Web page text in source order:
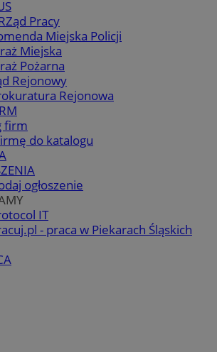
Pracy
Miejska Policji
Miejska
Pożarna
Rejonowy
Rejonowa
firm
do katalogu
ogłoszenie
IT
- praca w Piekarach Śląskich